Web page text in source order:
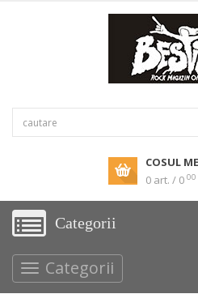
COSUL
0 art. / 0 00
Categorii
Categorii